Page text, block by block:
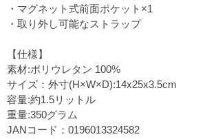
・マグネット式前面ポケット×1
・取り外し可能なストラップ
【仕様】
素材:ポリウレタン 100%
サイズ：外寸(H×W×D):14x25x3.5cm
容量:約1.5リットル
重量:350グラム
JANコード：0196013324582